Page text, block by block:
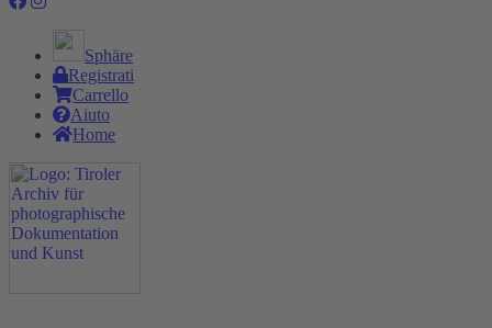
Sphäre
Registrati
Carrello
Aiuto
Home